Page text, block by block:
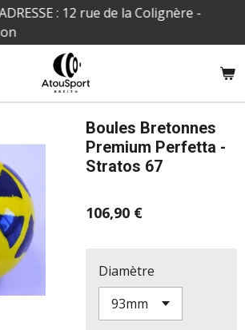
: 12 rue de la Colignère -
Boules Bretonnes
Premium Perfetta -
Stratos 67
106,90 €
Diamètre